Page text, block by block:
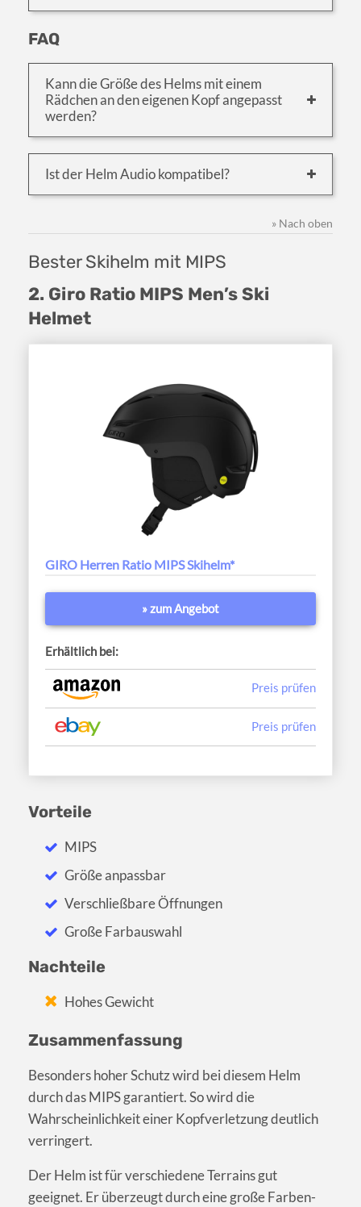
FAQ
Kann die Größe des Helms mit einem
Rädchen an den eigenen Kopf angepasst
werden?
Ist der Helm Audio kompatibel?
» Nach oben
Bester Skihelm mit MIPS
2. Giro Ratio MIPS Men’s Ski
Helmet
GIRO Herren Ratio MIPS Skihelm*
» zum Angebot
Erhältlich bei:
Preis prüfen
Preis prüfen
Vorteile
MIPS
Größe anpassbar
Verschließbare Öffnungen
Große Farbauswahl
Nachteile
Hohes Gewicht
Zusammenfassung
Besonders hoher Schutz wird bei diesem Helm
durch das MIPS garantiert. So wird die
Wahrscheinlichkeit einer Kopfverletzung deutlich
verringert.
Der Helm ist für verschiedene Terrains gut
geeignet. Er überzeugt durch eine große Farben-